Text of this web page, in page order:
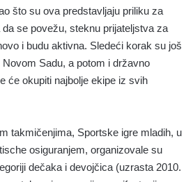
što su ova predstavljaju priliku za
se povežu, steknu prijateljstva za
i budu aktivna. Sledeći korak su još
Novom Sadu, a potom i državno
će okupiti najbolje ekipe iz svih
takmičenjima, Sportske igre mladih, u
osiguranjem, organizovale su
dečaka i devojčica (uzrasta 2010.